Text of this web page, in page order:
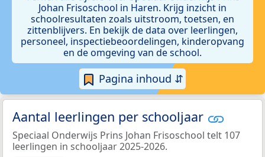
Johan Frisoschool in Haren. Krijg inzicht in
schoolresultaten zoals uitstroom, toetsen, en
zittenblijvers. En bekijk de data over leerlingen,
personeel, inspectiebeoordelingen, kinderopvang
en de omgeving van de school.
Pagina inhoud ⇵
Aantal leerlingen per schooljaar
Speciaal Onderwijs Prins Johan Frisoschool telt 107
leerlingen in schooljaar 2025-2026.